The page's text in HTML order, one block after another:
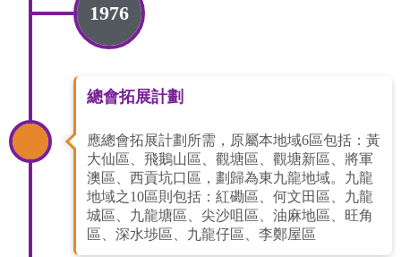
1976
總會拓展計劃
應總會拓展計劃所需，原屬本地域6區包括：黃
大仙區、飛鵝山區、觀塘區、觀塘新區、將軍
澳區、西貢坑口區，劃歸為東九龍地域。九龍
地域之10區則包括：紅磡區、何文田區、九龍
城區、九龍塘區、尖沙咀區、油麻地區、旺角
區、深水埗區、九龍仔區、李鄭屋區